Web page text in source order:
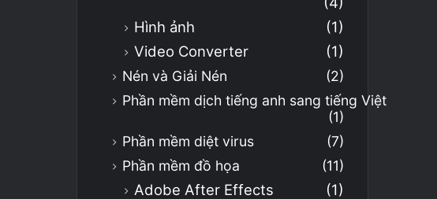
Hình ảnh
(1)
Video Converter
(1)
Nén và Giải Nén
(2)
Phần mềm dịch tiếng anh sang tiếng Việt
(1)
Phần mềm diệt virus
(7)
Phần mềm đồ họa
(11)
Adobe After Effects
(1)